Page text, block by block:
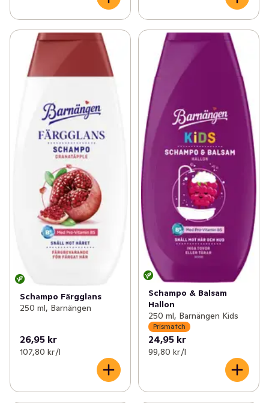
Schampo Färgglans
250 ml, Barnängen
26,95 kr
107,80 kr /l
Schampo & Balsam
Hallon
250 ml, Barnängen Kids
Prismatch
24,95 kr
99,80 kr /l